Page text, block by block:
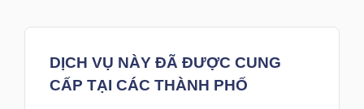
DỊCH VỤ NÀY ĐÃ ĐƯỢC CUNG
CẤP TẠI CÁC THÀNH PHỐ